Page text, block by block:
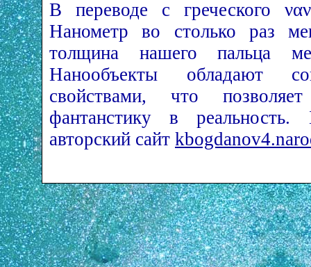
В переводе с греческого
Нанометр во столько раз
толщина нашего пальца
Нанообъекты обладают
свойствами, что
фантанстику в
авторский сайт